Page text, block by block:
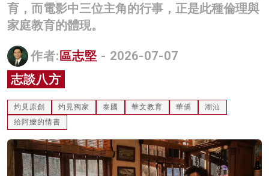
名家榜
關於我們
育，而電影中三位主角的行事，正是此種倫理與
家庭教育的體現。
作者: 區志堅 - 2026-07-07
志談八方
灼見原創 灼見獨家 泰國 華文教育 華僑
潮汕
給阿嬤的情書